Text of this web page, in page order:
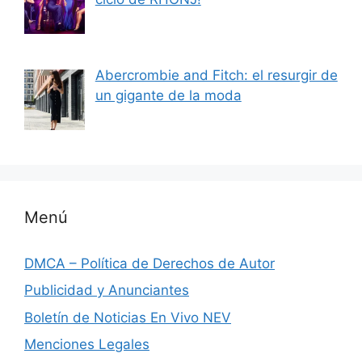
Abercrombie and Fitch: el resurgir de
un gigante de la moda
Menú
DMCA – Política de Derechos de Autor
Publicidad y Anunciantes
Boletín de Noticias En Vivo NEV
Menciones Legales